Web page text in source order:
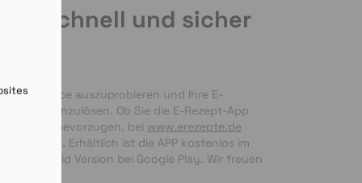
schnell und sicher
Service auszuprobieren und Ihre E-
bequem einzulösen. Ob Sie die E-Rezept-App
per Foto bevorzugen, bei www.erezepte.de
Händen. Erhältlich ist die APP kostenlos im
als Android Version bei Google Play. Wir freuen